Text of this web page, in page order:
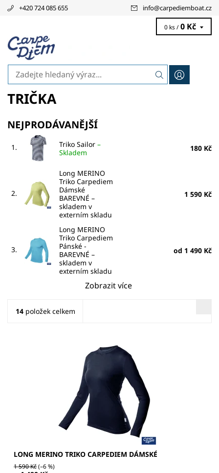
+420 724 085 655 info@carpediemboat.cz
0 ks / 0 Kč
TRIČKA
NEJPRODÁVANĚJŠÍ
1. Triko Sailor –
Skladem
180 Kč
2.
Long MERINO
Triko Carpediem
Dámské
BAREVNÉ –
skladem v
externím skladu
1 590 Kč
3.
Long MERINO
Triko Carpediem
Pánské -
BAREVNÉ –
skladem v
externím skladu
od 1 490 Kč
Zobrazit více
14 položek celkem
Kvalitní námořnické dámské merino tričko s dlouhý
LONG MERINO TRIKO CARPEDIEM DÁMSKÉ
1 590 Kč(–6 %)